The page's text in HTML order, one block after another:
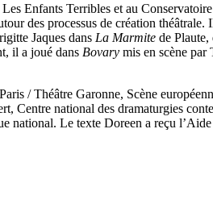
Enfants Terribles et au
des processus de création théâtrale.
Jaques dans La Marmite de Plaute,
il a joué dans Bovary mis en scène par
/ Théâtre Garonne, Scène
Centre national des dramaturgies
Le texte Doreen a reçu